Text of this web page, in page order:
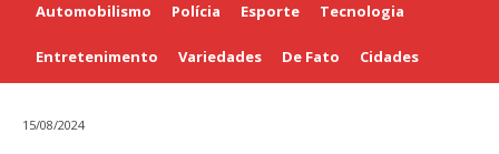
Automobilismo Polícia Esporte Tecnologia
Entretenimento Variedades De Fato Cidades
15/08/2024